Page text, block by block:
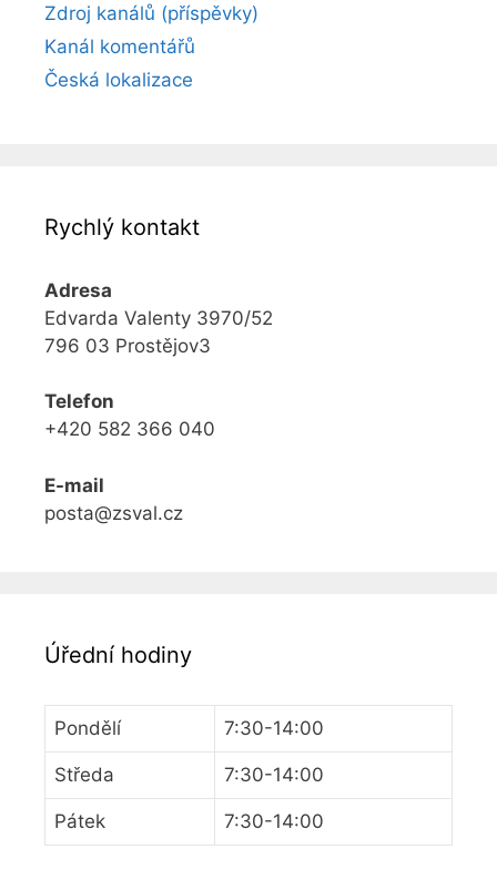
Zdroj kanálů (příspěvky)
Kanál komentářů
Česká lokalizace
Rychlý kontakt
Adresa
Edvarda Valenty 3970/52
796 03 Prostějov3
Telefon
+420 582 366 040
E-mail
posta@zsval.cz
Úřední hodiny
Pondělí 7:30-14:00
Středa 7:30-14:00
Pátek 7:30-14:00